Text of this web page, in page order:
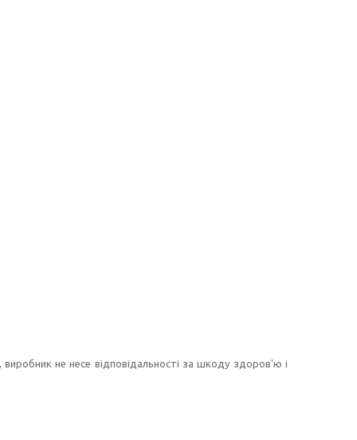
не несе відповідальності за шкоду здоров'ю і